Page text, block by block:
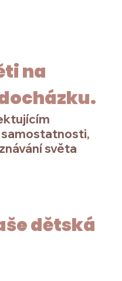
na
světa
dětská